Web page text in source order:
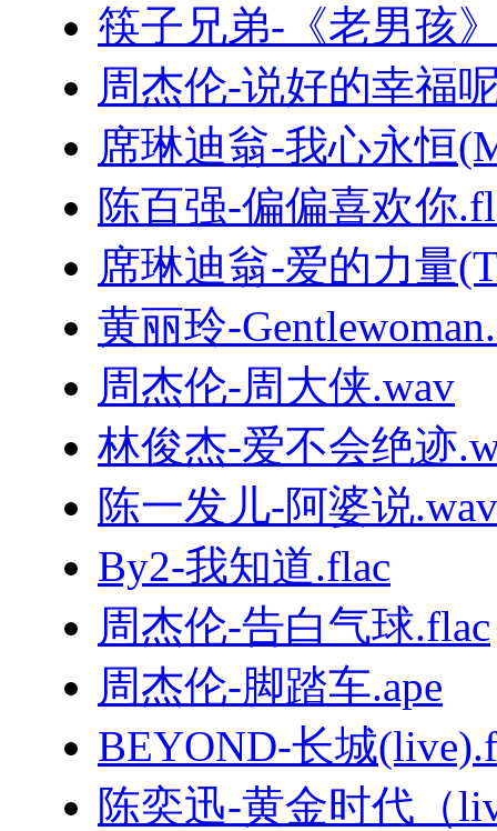
筷子兄弟-《老男孩
周杰伦-说好的幸福
席琳迪翁-我心永恒
陈百强-偏偏喜欢你
席琳迪翁-爱的力量
黄丽玲-
周杰伦-周大侠.wav
林俊杰-爱不会绝迹
陈一发儿-阿婆说.wav
By2-我知道.flac
周杰伦-告白气球.flac
周杰伦-脚踏车.ape
BEYOND-长城
陈奕迅-黄金时代（